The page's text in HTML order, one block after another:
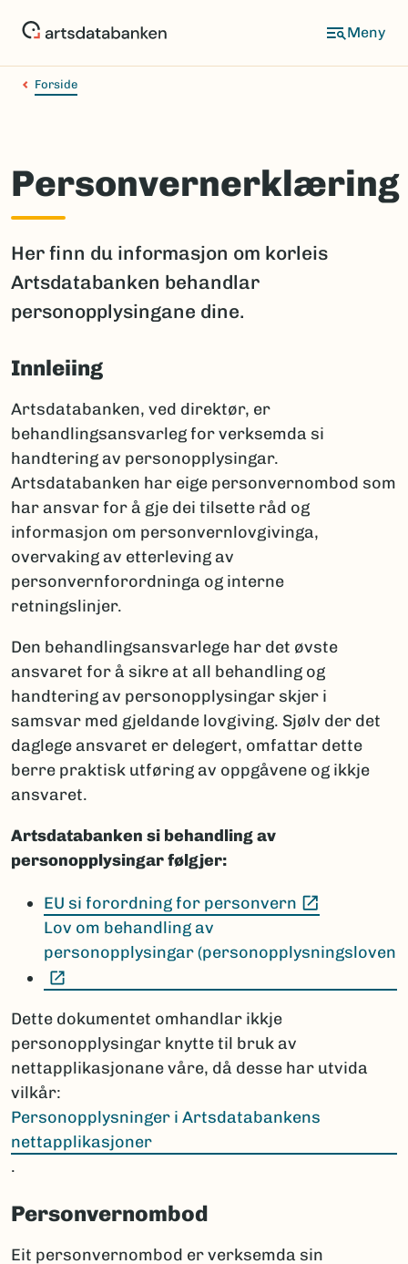
Forside
Personvernerklæring
Her finn du informasjon om korleis
Artsdatabanken behandlar
personopplysingane dine.
Innleiing
Artsdatabanken, ved direktør, er
behandlingsansvarleg for verksemda si
handtering av personopplysingar.
Artsdatabanken har eige personvernombod som
har ansvar for å gje dei tilsette råd og
informasjon om personvernlovgivinga,
overvaking av etterleving av
personvernforordninga og interne
retningslinjer.
Den behandlingsansvarlege har det øvste
ansvaret for å sikre at all behandling og
handtering av personopplysingar skjer i
samsvar med gjeldande lovgiving. Sjølv der det
daglege ansvaret er delegert, omfattar dette
berre praktisk utføring av oppgåvene og ikkje
ansvaret.
Artsdatabanken si behandling av
personopplysingar følgjer:
EU si forordning for personvern
Lov om behandling av
personopplysingar (personopplysningsloven
Dette dokumentet omhandlar ikkje
personopplysingar knytte til bruk av
nettapplikasjonane våre, då desse har utvida
vilkår:
Personopplysninger i Artsdatabankens
nettapplikasjoner
.
Personvernombod
Eit personvernombod er verksemda sin